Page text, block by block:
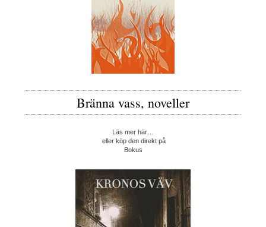
Bränna vass, noveller
Läs mer här…
eller köp den direkt på
Bokus